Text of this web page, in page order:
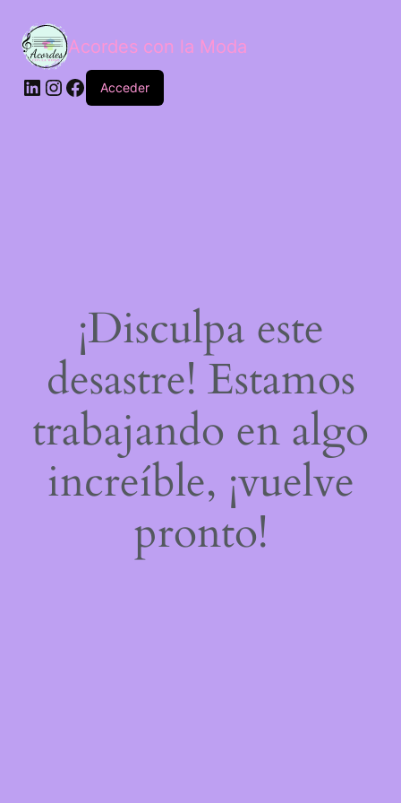
Acordes con la Moda
Acceder
¡Disculpa este
desastre! Estamos
trabajando en algo
increíble, ¡vuelve
pronto!